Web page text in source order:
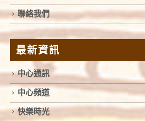
聯絡我們
最新資訊
中心通訊
中心頻道
快樂時光